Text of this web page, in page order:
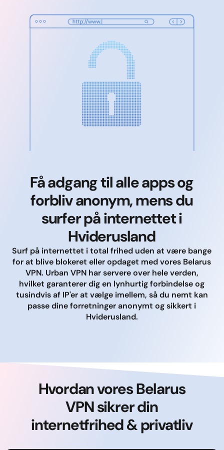
Få adgang til alle apps og
forbliv anonym, mens du
surfer på internettet i
Hviderusland
Surf på internettet i total frihed uden at være bange
for at blive blokeret eller opdaget med vores Belarus
VPN. Urban VPN har servere over hele verden,
hvilket garanterer dig en lynhurtig forbindelse og
tusindvis af IP'er at vælge imellem, så du nemt kan
passe dine forretninger anonymt og sikkert i
Hviderusland.
Hvordan vores Belarus
VPN sikrer din
internetfrihed & privatliv